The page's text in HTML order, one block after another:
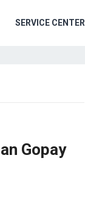
SERVICE CENTER
Gopay